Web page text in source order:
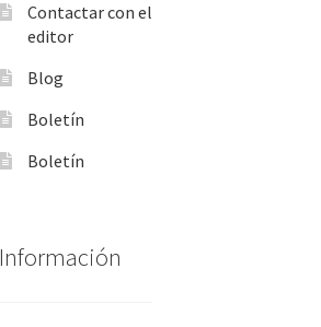
Contactar con el
editor
Blog
Boletín
Boletín
Información